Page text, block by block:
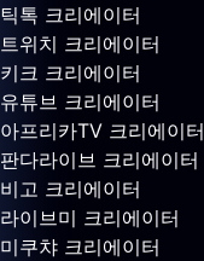
틱톡 크리에이터
트위치 크리에이터
키크 크리에이터
유튜브 크리에이터
아프리카TV 크리에이터
판다라이브 크리에이터
비고 크리에이터
라이브미 크리에이터
미쿠챠 크리에이터